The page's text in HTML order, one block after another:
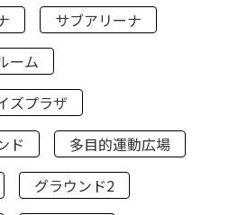
サブアリーナ
ーム
ズプラザ
ド
多目的運動広場
グラウンド2